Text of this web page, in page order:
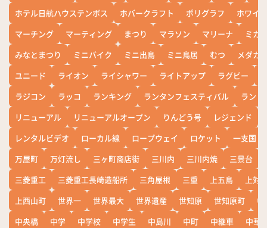
ホテル日航ハウステンボス
ホバークラフト ポリグラフ
ホワイ
マーチング
マーティング まつり マラソン マリーナ
ミカ
みなとまつり
ミニバイク ミニ出島 ミニ鳥居 むつ
メダカ
ユニード
ライオン ライシャワー ライトアップ ラグビー
ラジコン
ラッコ ランキング ランタンフェスティバル
ランド
リニューアル
リニューアルオープン りんどう号 レジェンド
レンタルビデオ
ローカル線 ロープウェイ ロケット
一支国
万屋町
万灯流し 三ヶ町商店街 三川内 三川内焼 三景台
三菱重工
三菱重工長崎造船所 三角屋根 三重 上五島
上対
上西山町
世界一 世界最大 世界遺産 世知原 世知原町
中
中央橋
中学 中学校 中学生 中島川 中町 中継車
中華